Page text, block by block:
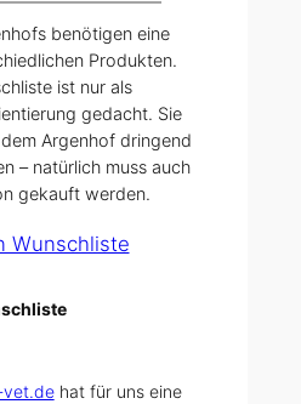
benötigen eine
Produkten.
ist nur als
gedacht. Sie
Argenhof dringend
– natürlich muss auch
gekauft werden.
Wunschliste
hat für uns eine